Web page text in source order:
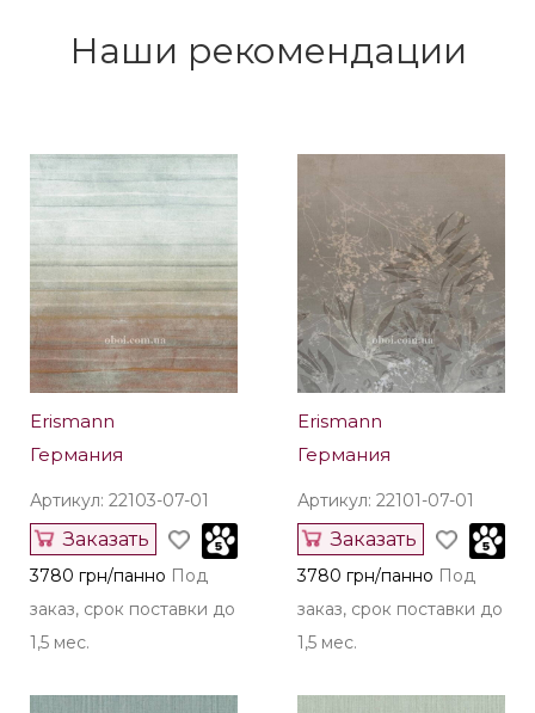
Наши рекомендации
Erismann
Германия
Артикул: 22103-07-01
Заказать
3780 грн/панно Под
заказ, срок поставки до
1,5 мес.
Erismann
Германия
Артикул: 22101-07-01
Заказать
3780 грн/панно Под
заказ, срок поставки до
1,5 мес.